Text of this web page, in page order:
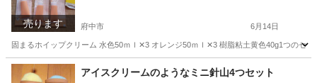
売ります 府中市 6月14日
固まるホイップクリーム 水色50ｍｌ✕3 オレンジ50ｍｌ✕3 樹脂粘土黄色40g1つのセッ
東京 府中市 その他 粘土
アイスクリームのようなミニ針山4つセット